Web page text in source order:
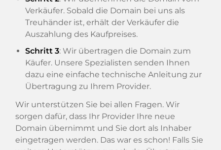
Verkäufer. Sobald die Domain bei uns als
Treuhänder ist, erhält der Verkäufer die
Auszahlung des Kaufpreises.
Schritt 3: Wir übertragen die Domain zum
Käufer. Unsere Spezialisten senden Ihnen
dazu eine einfache technische Anleitung zur
Übertragung zu Ihrem Provider.
Wir unterstützen Sie bei allen Fragen. Wir
sorgen dafür, dass Ihr Provider Ihre neue
Domain übernimmt und Sie dort als Inhaber
eingetragen werden. Das war es schon! Falls Sie